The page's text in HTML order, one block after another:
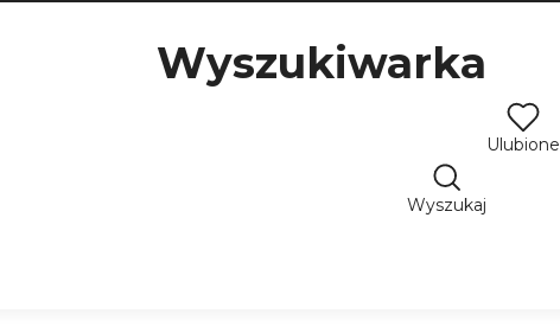
Wyszukiwarka
Wyszukaj
Ulubione